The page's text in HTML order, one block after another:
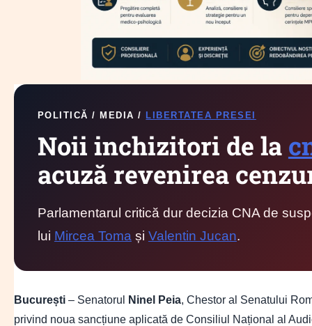
POLITICĂ / MEDIA /LIBERTATEA PRESEI
Noii inchizitori de la
acuză revenirea
Parlamentarul critică dur decizia CNA de
lui Mircea Toma și Valentin Jucan.
București– Senatorul Ninel Peia, Chestor al Senatului
privind noua sancțiune aplicată de Consiliul Național al